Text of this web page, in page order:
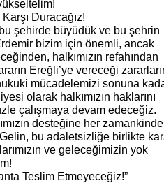
Duracağız!
şehirde büyüdük ve bu şehrin
bizim için önemli, ancak
halkımızın refahından
Ereğli’ye vereceği
mücadelemizi sonuna
olarak halkımızın haklarını
çalışmaya devam edeceğiz.
desteğine her
bu adaletsizliğe birlikte
ve geleceğimizin yok
Teslim Etmeyeceğiz!”